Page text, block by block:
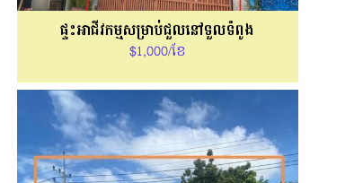
ផ្ទះអាជីវកម្មសម្រាប់ជួលនៅទួលទំពូង
$1,000/ខែ